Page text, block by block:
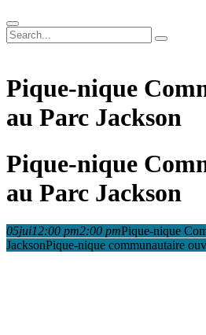
Pique-nique
au Parc Jackson
Pique-nique
au Parc Jackson
05jui12:00 pm2:00 pmPique-nique
JacksonPique-nique communautaire